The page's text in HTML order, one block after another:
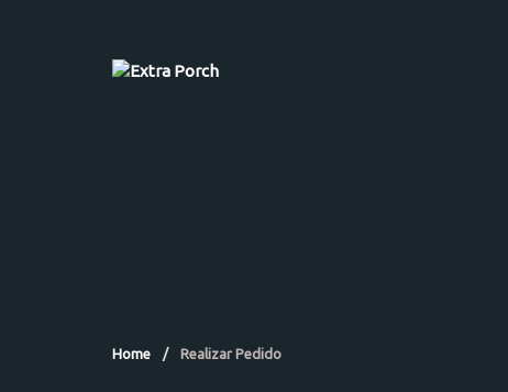
Home / Realizar Pedido